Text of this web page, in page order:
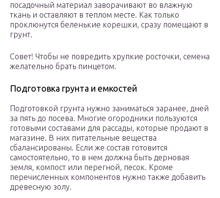
посадочный материал заворачивают во влажную
ткань и оставляют в теплом месте. Как только
проклюнутся беленькие корешки, сразу помещают в
грунт.
Совет! Чтобы не повредить хрупкие росточки, семена
желательно брать пинцетом.
Подготовка грунта и емкостей
Подготовкой грунта нужно заниматься заранее, дней
за пять до посева. Многие огородники пользуются
готовыми составами для рассады, которые продают в
магазине. В них питательные вещества
сбалансированы. Если же состав готовится
самостоятельно, то в нем должна быть дерновая
земля, компост или перегной, песок. Кроме
перечисленных компонентов нужно также добавить
древесную золу.